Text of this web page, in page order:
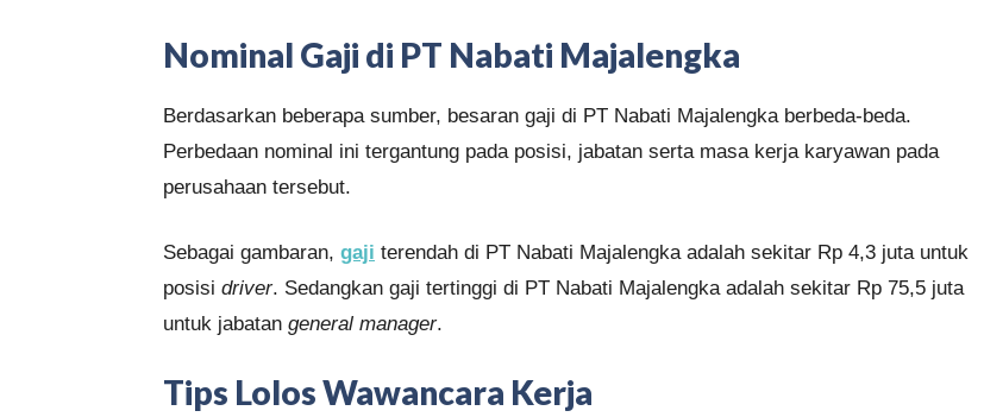
Nominal Gaji di PT Nabati Majalengka
Berdasarkan beberapa sumber, besaran gaji di PT Nabati Majalengka berbeda-beda.
Perbedaan nominal ini tergantung pada posisi, jabatan serta masa kerja karyawan pada
perusahaan tersebut.
Sebagai gambaran, gaji terendah di PT Nabati Majalengka adalah sekitar Rp 4,3 juta untuk
posisi driver. Sedangkan gaji tertinggi di PT Nabati Majalengka adalah sekitar Rp 75,5 juta
untuk jabatan general manager.
Tips Lolos Wawancara Kerja